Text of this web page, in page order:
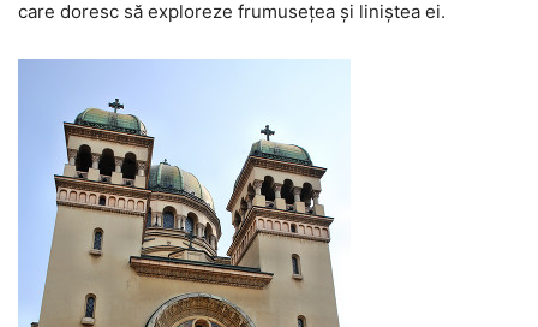
care doresc să exploreze frumusețea și liniștea ei.